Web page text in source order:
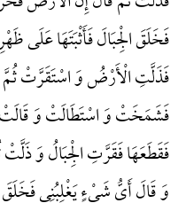
فَخَلَقَ الْجِبَالَ فَأَثْبَتَهَا عَلَی
فَذَلَّتِ الْأَرْضُ وَ اسْتَقَرَّتْ
فَشَمَخَتْ وَ اسْتَطَالَتْ وَ
فَقَطَعَهَا فَقَرَّتِ الْجِبَالُ وَ
وَ قَالَ أَیُّ شَیْءٍ یَغْلِبُنِی فَخَلَقَ